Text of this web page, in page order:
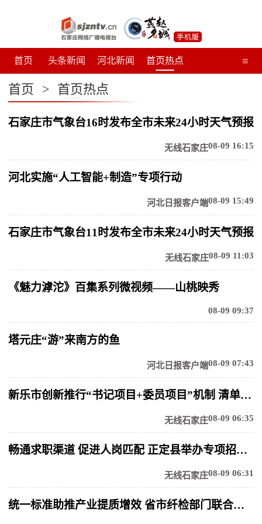
首页 头条新闻 河北新闻 首页热点
区县新闻 精彩视界
≡
下拉刷新
首页 > 首页热点
石家庄市气象台16时发布全市未来24小时天气预报
无线石家庄08-09 16:15
河北实施“人工智能+制造”专项行动
河北日报客户端08-09 15:49
石家庄市气象台11时发布全市未来24小时天气预报
无线石家庄08-09 11:03
《魅力滹沱》百集系列微视频——山桃映秀
08-09 09:37
塔元庄“游”来南方的鱼
河北日报客户端08-09 07:43
新乐市创新推行“书记项目+委员项目”机制 清单化破解乡村治理难题
无线石家庄08-09 06:35
畅通求职渠道 促进人岗匹配 正定县举办专项招聘会精准服务青年就业
无线石家庄08-09 06:31
统一标准助推产业提质增效 省市纤检部门联合开展絮用纤维制品标准培训会